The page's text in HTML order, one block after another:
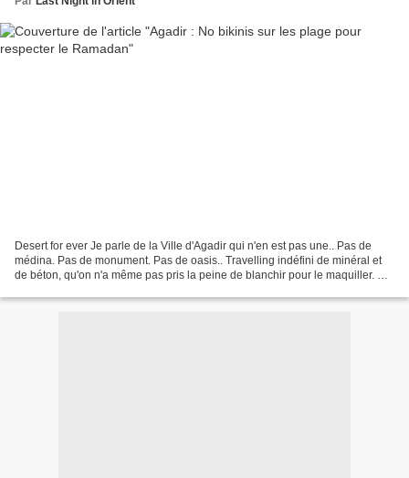
Desert for ever Je parle de la Ville d'Agadir qui n'en est pas une.. Pas de
médina. Pas de monument. Pas de oasis.. Travelling indéfini de minéral et
de béton, qu'on n'a même pas pris la peine de blanchir pour le maquiller. Au